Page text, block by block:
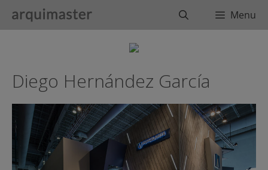
BuscarMenu
Diego Hernández García